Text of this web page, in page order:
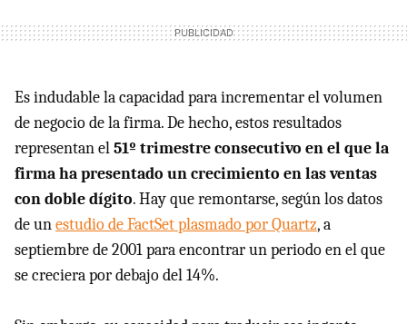
Es indudable la capacidad para incrementar el volumen
de negocio de la firma. De hecho, estos resultados
representan el51º trimestre consecutivo en el que la
firma ha presentado un crecimiento en las ventas
con doble dígito. Hay que remontarse, según los datos
de unestudio de FactSet plasmado por Quartz, a
septiembre de 2001 para encontrar un periodo en el que
se creciera por debajo del 14%.